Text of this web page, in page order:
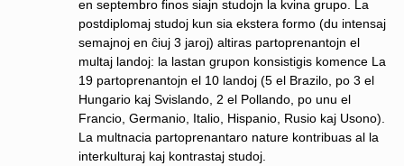
en septembro finos siajn studojn la kvina grupo. La
postdiplomaj studoj kun sia ekstera formo (du intensaj
semajnoj en ĉiuj 3 jaroj) altiras partoprenantojn el
multaj landoj: la lastan grupon konsistigis komence La
19 partoprenantojn el 10 landoj (5 el Brazilo, po 3 el
Hungario kaj Svislando, 2 el Pollando, po unu el
Francio, Germanio, Italio, Hispanio, Rusio kaj Usono).
La multnacia partoprenantaro nature kontribuas al la
interkulturaj kaj kontrastaj studoj.